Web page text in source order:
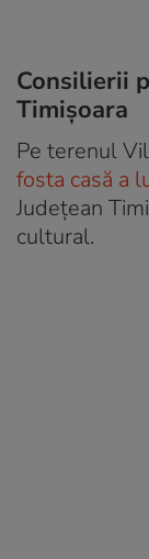
Consilierii
Timișoara
Pe terenul
fosta casă a
Județean
cultural.